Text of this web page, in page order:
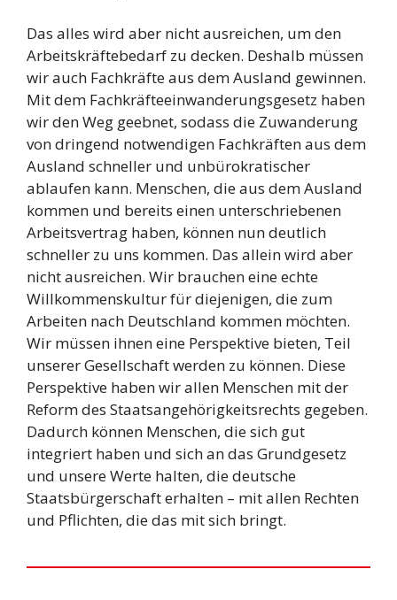
Das alles wird aber nicht ausreichen, um den
Arbeitskräftebedarf zu decken. Deshalb müssen
wir auch Fachkräfte aus dem Ausland gewinnen.
Mit dem Fachkräfteeinwanderungsgesetz haben
wir den Weg geebnet, sodass die Zuwanderung
von dringend notwendigen Fachkräften aus dem
Ausland schneller und unbürokratischer
ablaufen kann. Menschen, die aus dem Ausland
kommen und bereits einen unterschriebenen
Arbeitsvertrag haben, können nun deutlich
schneller zu uns kommen. Das allein wird aber
nicht ausreichen. Wir brauchen eine echte
Willkommenskultur für diejenigen, die zum
Arbeiten nach Deutschland kommen möchten.
Wir müssen ihnen eine Perspektive bieten, Teil
unserer Gesellschaft werden zu können. Diese
Perspektive haben wir allen Menschen mit der
Reform des Staatsangehörigkeitsrechts gegeben.
Dadurch können Menschen, die sich gut
integriert haben und sich an das Grundgesetz
und unsere Werte halten, die deutsche
Staatsbürgerschaft erhalten – mit allen Rechten
und Pflichten, die das mit sich bringt.